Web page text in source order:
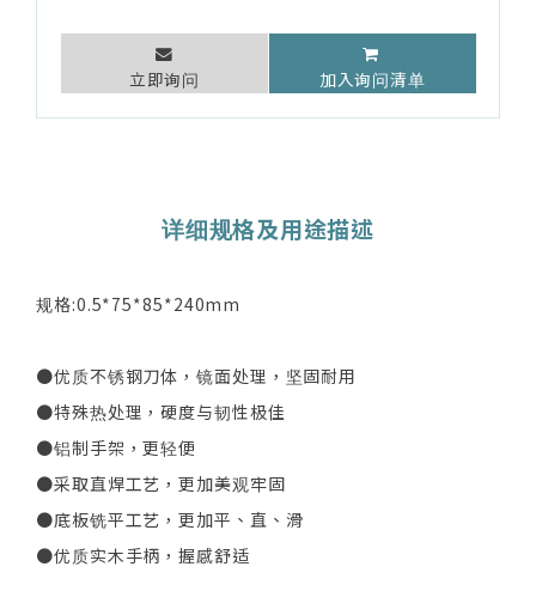
立即询问 加入询问清单
详细规格及用途描述
规格:0.5*75*85*240mm
●优质不锈钢刀体，镜面处理，坚固耐用
●特殊热处理，硬度与韧性极佳
●铝制手架，更轻便
●采取直焊工艺，更加美观牢固
●底板铣平工艺，更加平、直、滑
●优质实木手柄，握感舒适